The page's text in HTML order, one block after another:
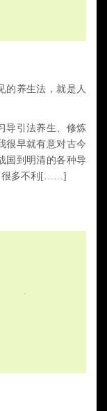
的养生法，就是人
导引法养生、修炼
很早就有意对古今
国到明清的各种导
很多不利[……]